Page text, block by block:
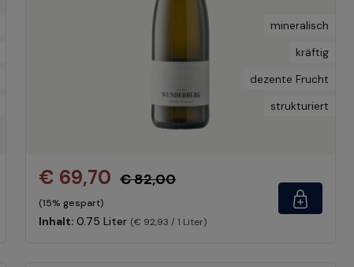
mineralisch
kräftig
dezente Frucht
strukturiert
€ 69,70 € 82,00
(15% gespart)
Inhalt:0.75 Liter (€ 92,93 / 1 Liter)